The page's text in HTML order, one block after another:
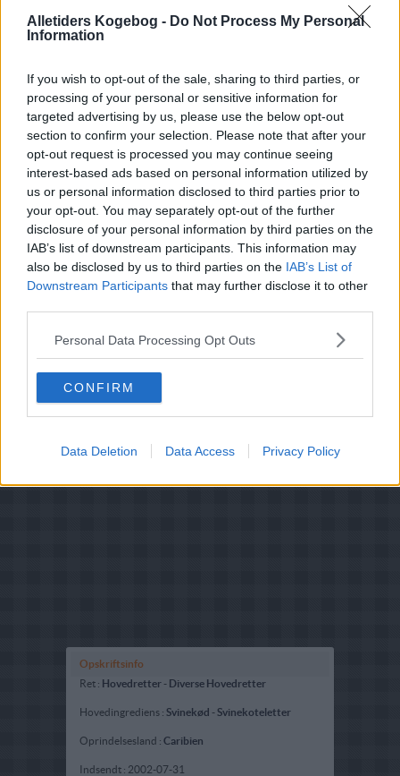
Alletiders Kogebog - Do Not Process My Personal
Information
If you wish to opt-out of the sale, sharing to third parties, or
processing of your personal or sensitive information for
targeted advertising by us, please use the below opt-out
section to confirm your selection. Please note that after your
opt-out request is processed you may continue seeing
interest-based ads based on personal information utilized by
us or personal information disclosed to third parties prior to
your opt-out. You may separately opt-out of the further
disclosure of your personal information by third parties on the
IAB’s list of downstream participants. This information may
also be disclosed by us to third parties on the IAB’s List of
Downstream Participants that may further disclose it to other
Personal Data Processing Opt Outs
CONFIRM
Data Deletion Data Access Privacy Policy
Mos brombærrene lidt med en gaffel og bland så alle
ingredienserne og lad dem trække 1/2 time eller
Tips:
Koteletterne kan erstattes med kyllingefileter,
grilltiden bliver så en smule kortere.
Jerk er en caribisk krydderiblanding, der oprindelig
blev brugt til at gnide kød med for at gøre det mørt
og for at konservere det. I dag er der opstået en
kulinarisk trend i Caribien omkring jerk, så det
bruges til alle typer kød, fisk og fjerkræ, i salsaer,
som krydderi i gryderetter og som panering på
løgringe og kartoffelbåde der frituresteges. Her
bliver krydderblandingen lavet med friske løg og
citronsaft og dels gnubbet ind i svinekoteletter og
dels brugt som krydderi i en pæredansk salsa
Opskriftsinfo
Ret : Hovedretter - Diverse Hovedretter
Hovedingrediens : Svinekød - Svinekoteletter
Oprindelsesland : Caribien
Indsendt : 2002-07-31